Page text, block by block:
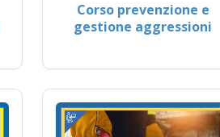
Corso prevenzione e
gestione aggressioni